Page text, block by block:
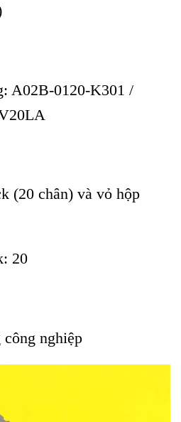
A02B-0120-K301 /
(20 chân) và vỏ hộp
20
nghiệp